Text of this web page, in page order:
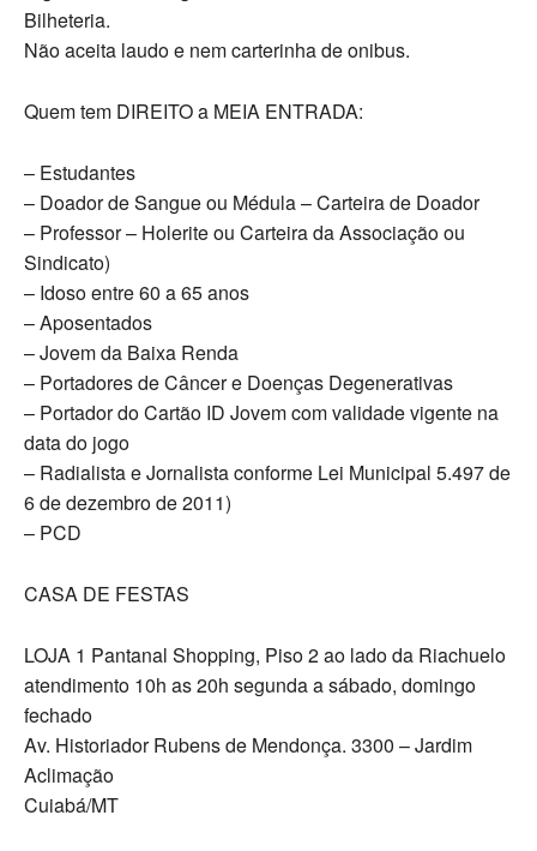
Bilheteria.
Não aceita laudo e nem carterinha de onibus.
Quem tem DIREITO a MEIA ENTRADA:
– Estudantes
– Doador de Sangue ou Médula – Carteira de Doador
– Professor – Holerite ou Carteira da Associação ou
Sindicato)
– Idoso entre 60 a 65 anos
– Aposentados
– Jovem da Baixa Renda
– Portadores de Câncer e Doenças Degenerativas
– Portador do Cartão ID Jovem com validade vigente na
data do jogo
– Radialista e Jornalista conforme Lei Municipal 5.497 de
6 de dezembro de 2011)
– PCD
CASA DE FESTAS
LOJA 1 Pantanal Shopping, Piso 2 ao lado da Riachuelo
atendimento 10h as 20h segunda a sábado, domingo
fechado
Av. Historiador Rubens de Mendonça. 3300 – Jardim
Aclimação
Cuiabá/MT